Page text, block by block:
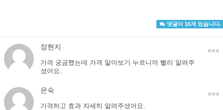
댓글이 16개 있습니다.
장현지
가격 궁금했는데 가격 알아보기 누르니까 빨리 알려주
셨어요.
은숙
가격하고 효과 자세히 알려주셨어요.